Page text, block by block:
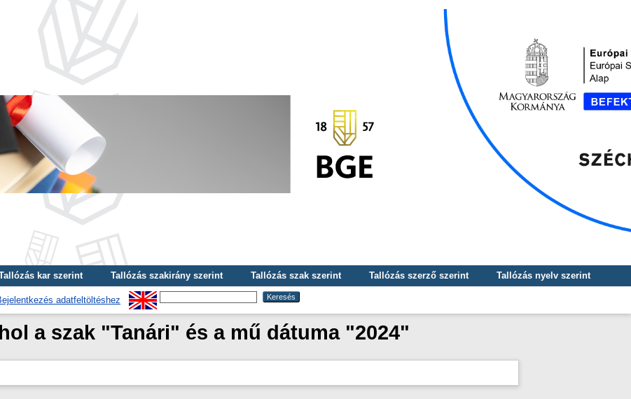
kar szerint Tallózás szakirány szerint Tallózás szak szerint Tallózás szerző szerint
Tallózás nyelv szerint
adatfeltöltéshez
a szak "Tanári" és a mű dátuma "2024"